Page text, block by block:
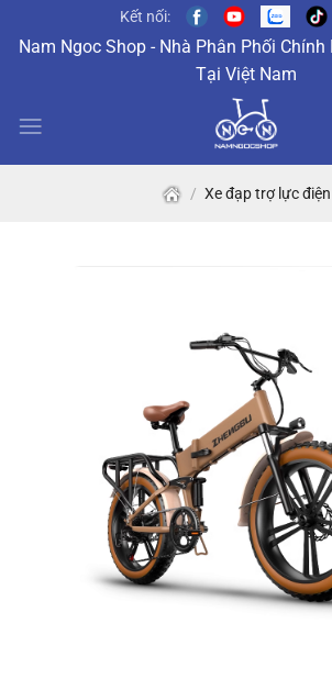
Kết nối:
Nam Ngoc Shop - Nhà Phân Phối
Tại Việt Nam
/ Xe đạp trợ lực điện